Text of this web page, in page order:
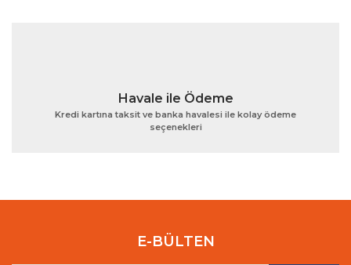
Havale ile Ödeme
Kredi kartına taksit ve banka havalesi ile kolay ödeme
seçenekleri
E-BÜLTEN